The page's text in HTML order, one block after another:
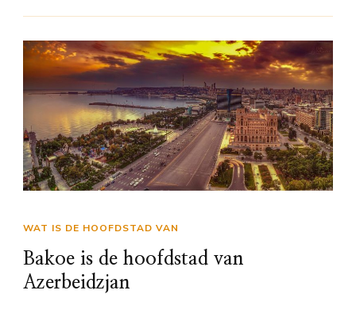
WAT IS DE HOOFDSTAD VAN
Bakoe is de hoofdstad van
Azerbeidzjan